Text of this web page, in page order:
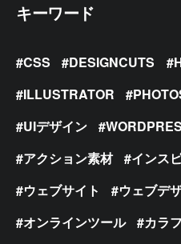
キーワード
CSS DESIGNCUTS
ILLUSTRATOR
UIデザイン
アクション素材
インス
ウェブサイト
ウェブデ
オンラインツール
カラ